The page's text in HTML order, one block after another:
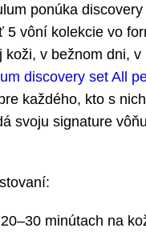
ponúka
5 vôní kolekcie vo
koži, v bežnom dni, v
discovery set All
každého, kto s
svoju signature
minútach na